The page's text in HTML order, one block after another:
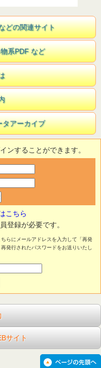
どの関連サイト
系PDF など
タアーカイブ
ンすることができます。
こちら
登録が必要です。
らにメールアドレスを入力して「再発
発行されたパスワードをお送りいたし
サイト